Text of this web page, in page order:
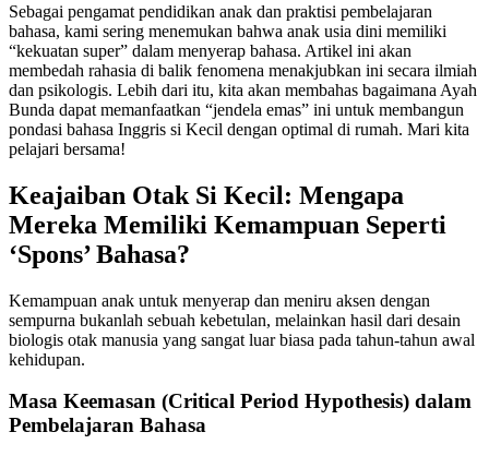
Sebagai pengamat pendidikan anak dan praktisi pembelajaran
bahasa, kami sering menemukan bahwa anak usia dini memiliki
“kekuatan super” dalam menyerap bahasa. Artikel ini akan
membedah rahasia di balik fenomena menakjubkan ini secara ilmiah
dan psikologis. Lebih dari itu, kita akan membahas bagaimana Ayah
Bunda dapat memanfaatkan “jendela emas” ini untuk membangun
pondasi bahasa Inggris si Kecil dengan optimal di rumah. Mari kita
pelajari bersama!
Keajaiban Otak Si Kecil: Mengapa
Mereka Memiliki Kemampuan Seperti
‘Spons’ Bahasa?
Kemampuan anak untuk menyerap dan meniru aksen dengan
sempurna bukanlah sebuah kebetulan, melainkan hasil dari desain
biologis otak manusia yang sangat luar biasa pada tahun-tahun awal
kehidupan.
Masa Keemasan (Critical Period Hypothesis) dalam
Pembelajaran Bahasa